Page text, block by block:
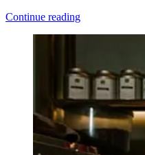
Continue reading